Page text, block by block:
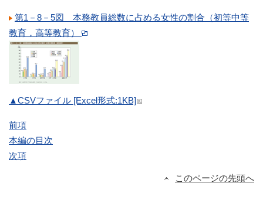
第1－8－5図 本務教員総数に占める女性の割合（初等中等
教育，高等教育）
▲CSVファイル [Excel形式:1KB]
前項
本編の目次
次項
このページの先頭へ